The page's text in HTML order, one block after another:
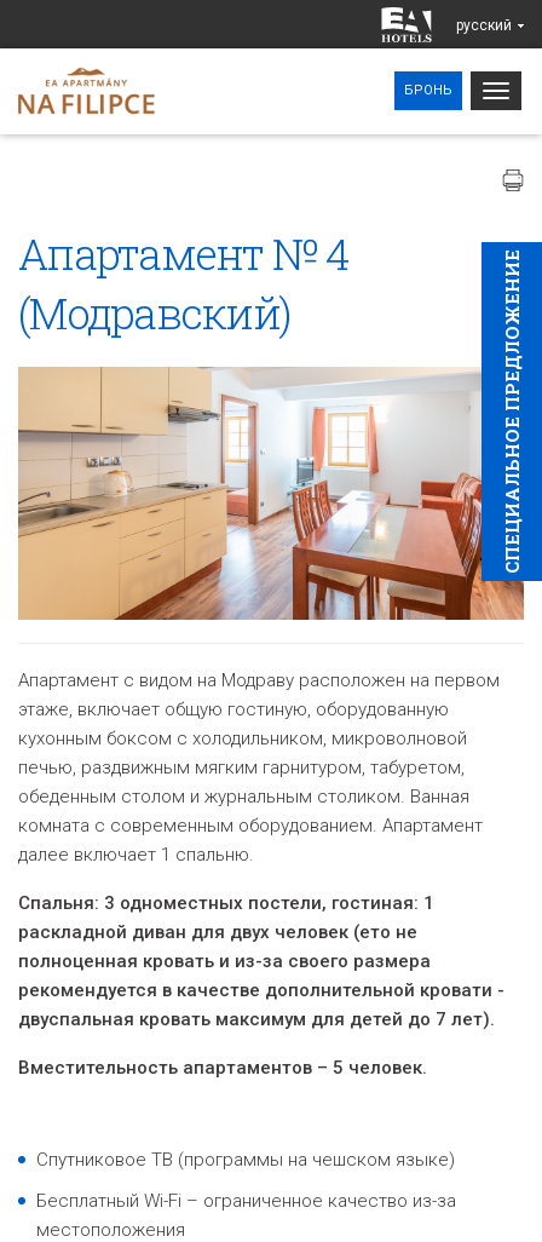
pусский
БРОНЬ
CПЕЦИAЛЬНОЕ ПРЕДЛОЖЕНИЕ
Апартамент № 4
(Модравский)
Апартамент с видом на Модраву расположен на первом
этаже, включает общую гостиную, оборудованную
кухонным боксом с холодильником, микроволновой
печью, раздвижным мягким гарнитуром, табуретом,
обеденным столом и журнальным столиком. Ванная
комната с современным оборудованием. Апартамент
далее включает 1 спальню.
Спальня: 3 одноместных постели, гостиная: 1
раскладной диван для двух человек (ето не
полноценная кровать и из-за своего размера
рекомендуется в качестве дополнительной кровати -
двуспальная кровать максимум для детей до 7 лет).
Вместительность апартаментов – 5 человек.
Спутниковое ТВ (программы на чешском языке)
Бесплатный Wi-Fi – ограниченное качество из-за
местоположения